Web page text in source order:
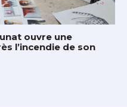
ouvre une
l’incendie de son